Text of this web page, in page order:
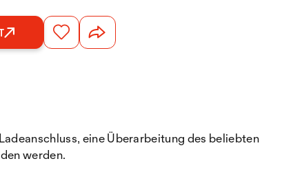
eine Überarbeitung des beliebten
werden.